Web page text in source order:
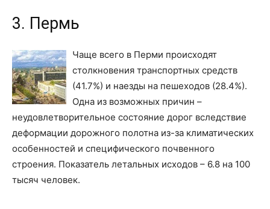
3. Пермь
Чаще всего в Перми происходят
столкновения транспортных средств
(41.7%) и наезды на пешеходов (28.4%).
Одна из возможных причин –
неудовлетворительное состояние дорог вследствие
деформации дорожного полотна из-за климатических
особенностей и специфического почвенного
строения. Показатель летальных исходов – 6.8 на 100
тысяч человек.